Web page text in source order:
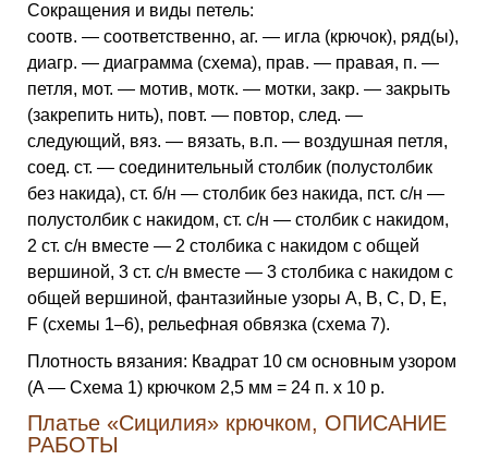
Сокращения и виды петель:
соотв. — соответственно, аг. — игла (крючок), ряд(ы),
диагр. — диаграмма (схема), прав. — правая, п. —
петля, мот. — мотив, мотк. — мотки, закр. — закрыть
(закрепить нить), повт. — повтор, след. —
следующий, вяз. — вязать, в.п. — воздушная петля,
соед. ст. — соединительный столбик (полустолбик
без накида), ст. б/н — столбик без накида, пст. с/н —
полустолбик с накидом, ст. с/н — столбик с накидом,
2 ст. с/н вместе — 2 столбика с накидом с общей
вершиной, 3 ст. с/н вместе — 3 столбика с накидом с
общей вершиной, фантазийные узоры A, B, C, D, E,
F (схемы 1–6), рельефная обвязка (схема 7).
Плотность вязания: Квадрат 10 см основным узором
(A — Схема 1) крючком 2,5 мм = 24 п. x 10 р.
Платье «Сицилия» крючком, ОПИСАНИЕ
РАБОТЫ